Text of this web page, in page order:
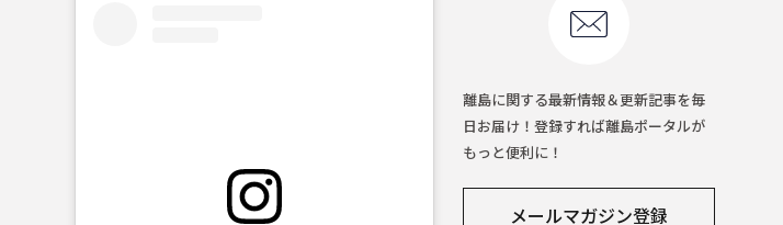
離島に関する最新情報＆更新記事を毎
日お届け！登録すれば離島ポータルが
もっと便利に！
メールマガジン登録